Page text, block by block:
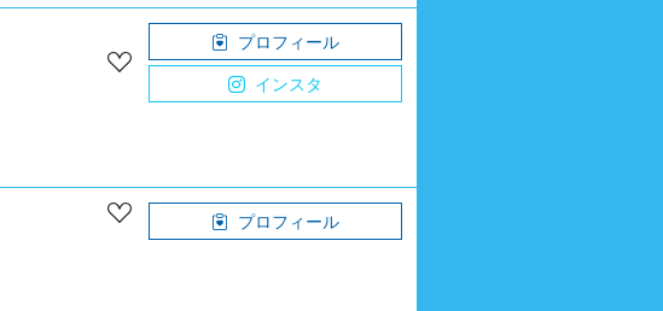
プロフィール
インスタ
プロフィール